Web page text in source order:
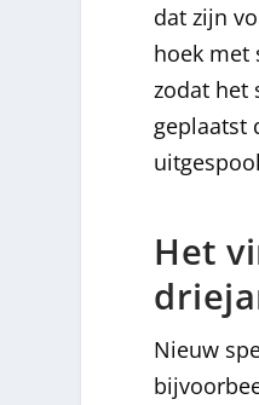
dat zijn
hoek met
zodat het
geplaatst
Het
Nieuw